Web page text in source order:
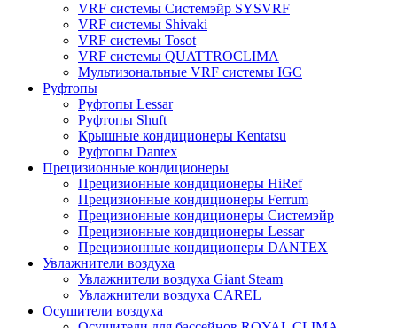
VRF системы Системэйр SYSVRF
VRF системы Shivaki
VRF системы Tosot
VRF системы QUATTROCLIMA
Мультизональные VRF системы IGC
Руфтопы
Руфтопы Lessar
Руфтопы Shuft
Крышные кондиционеры Kentatsu
Руфтопы Dantex
Прецизионные кондиционеры
Прецизионные кондиционеры HiRef
Прецизионные кондиционеры Ferrum
Прецизионные кондиционеры Системэйр
Прецизионные кондиционеры Lessar
Прецизионные кондиционеры DANTEX
Увлажнители воздуха
Увлажнители воздуха Giant Steam
Увлажнители воздуха CAREL
Осушители воздуха